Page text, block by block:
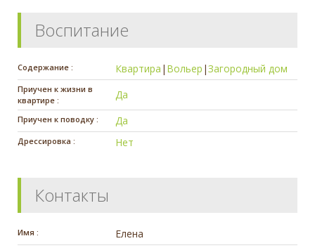
Воспитание
Содержание : Квартира | Вольер |Загородный дом
Приучен к жизни в
квартире :
Да
Приучен к поводку : Да
Дрессировка : Нет
Контакты
Имя : Елена